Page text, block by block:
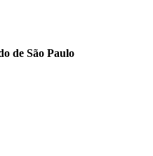
de São Paulo